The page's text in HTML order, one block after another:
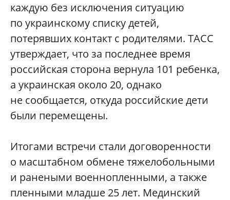
каждую без исключения ситуацию
по украинскому списку детей,
потерявших контакт с родителями. ТАСС
утверждает, что за последнее время
российская сторона вернула 101 ребенка,
а украинская около 20, однако
не сообщается, откуда российские дети
были перемещены.
Итогами встречи стали договоренности
о масштабном обмене тяжелобольными
и ранеными военнопленными, а также
пленными младше 25 лет. Мединский